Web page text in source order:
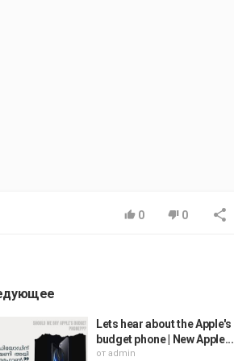
0 0
Lets hear about the Apple's
budget phone | New Apple...
от admin